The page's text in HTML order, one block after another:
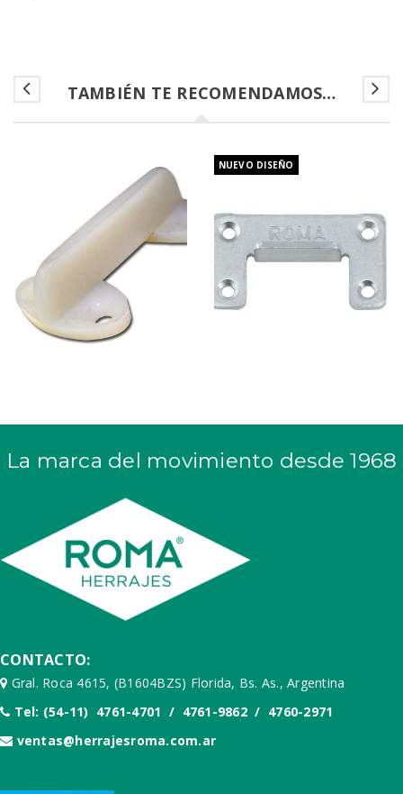
TAMBIÉN TE RECOMENDAMOS…
NUEVO DISEÑO
La marca del movimiento desde 1968
CONTACTO:
Gral. Roca 4615, (B1604BZS) Florida, Bs. As., Argentina
Tel: (54-11) 4761-4701 / 4761-9862 / 4760-2971
ventas@herrajesroma.com.ar